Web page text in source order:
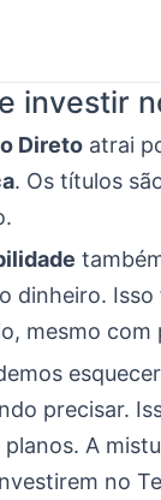
investir
Direto atrai
. Os títulos
dinheiro.
mesmo com
precisar.
planos. A
no